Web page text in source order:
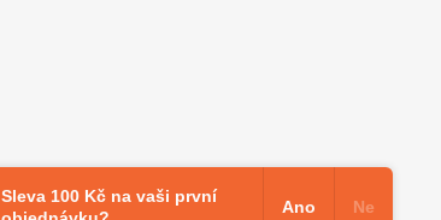
Vytvořil Shoptet
Sleva 100 Kč na vaši první
Ano Ne